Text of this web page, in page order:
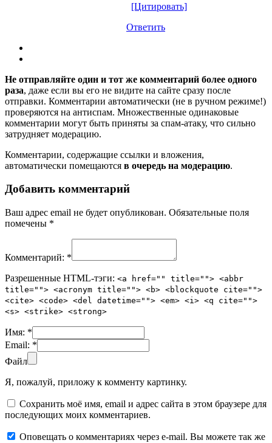
[Цитировать]
Ответить
Не отправляйте один и тот же комментарий более одного
раза, даже если вы его не видите на сайте сразу после
отправки. Комментарии автоматически (не в ручном режиме!)
проверяются на антиспам. Множественные одинаковые
комментарии могут быть приняты за спам-атаку, что сильно
затрудняет модерацию.
Комментарии, содержащие ссылки и вложения,
автоматически помещаются в очередь на модерацию.
Добавить комментарий
Ваш адрес email не будет опубликован. Обязательные поля
помечены *
Комментарий: *
Разрешенные HTML-тэги: <a href="" title=""> <abbr
title=""> <acronym title=""> <b> <blockquote cite="">
<cite> <code> <del datetime=""> <em> <i> <q cite="">
<s> <strike> <strong>
Имя: *
Email: *
Файл
Я, пожалуй, приложу к комменту картинку.
Сохранить моё имя, email и адрес сайта в этом браузере для
последующих моих комментариев.
Оповещать о комментариях через e-mail. Вы можете так же